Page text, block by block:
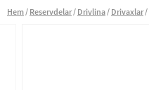
Hem Reservdelar Drivlina Drivaxlar